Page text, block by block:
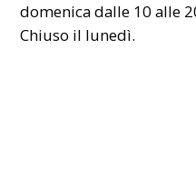
domenica dalle 10 alle
Chiuso il lunedì.